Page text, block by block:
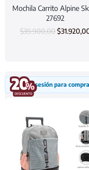
Mochila Carrito Alpine
27692
$39.900,00 $
Inicia sesión para